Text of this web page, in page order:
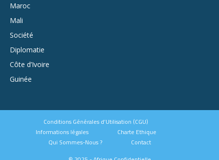
Maroc
Mali
Société
Diplomatie
Côte d’Ivoire
Guinée
Conditions Générales d’Utilisation (CGU)
Informations légales
Charte Ethique
Qui Sommes-Nous ?
Contact